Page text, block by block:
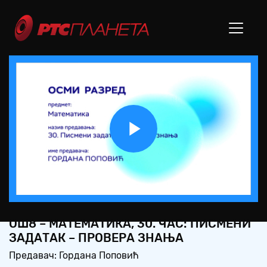
Play
Video
ОШ8 – МАТЕМАТИКА, 30. ЧАС: ПИСМЕНИ
ЗАДАТАК – ПРОВЕРА ЗНАЊА
Предавач: Гордана Поповић